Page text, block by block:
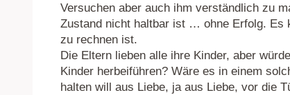
Versuchen aber auch ihm verständlich zu
Zustand nicht haltbar ist … ohne Erfolg. Es
zu rechnen ist.
Die Eltern lieben alle ihre Kinder, aber
Kinder herbeiführen? Wäre es in einem
halten will aus Liebe, ja aus Liebe, vor die